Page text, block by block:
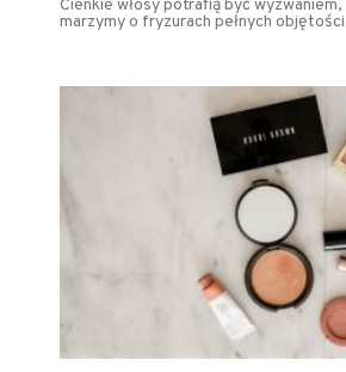
Cienkie włosy potrafią być
marzymy o fryzurach pełnych